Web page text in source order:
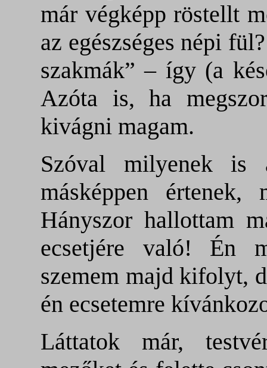
már végképp röstellt
az egészséges népi
szakmák” – így (a
Azóta is, ha
kivágni magam.
Szóval milyenek is
másképpen értenek,
Hányszor hallottam
ecsetjére való! Én
szemem majd kifolyt,
én ecsetemre
Láttatok már,